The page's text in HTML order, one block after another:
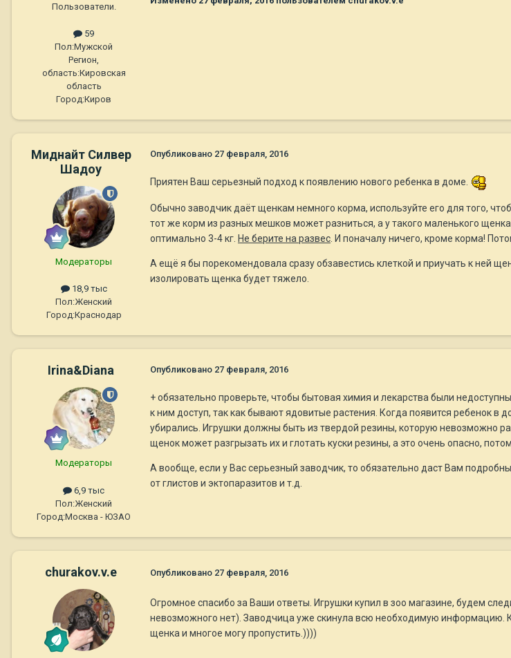
Пользователи.
59
Пол:Мужской
Регион,
область:Кировская
область
Город:Киров
Миднайт Силвер
Шадоу
Модераторы
18,9 тыс
Пол:Женский
Город:Краснодар
Опубликовано 27 февраля, 2016
Приятен Ваш серьезный подход к появлению нового ребенка в доме.
Обычно заводчик даёт щенкам немного корма, используйте его для того,
тот же корм из разных мешков может разниться, а у такого маленького
оптимально 3-4 кг. Не берите на развес . И поначалу ничего, кроме корма!
А ещё я бы порекомендовала сразу обзавестись клеткой и приучать к ней
изолировать щенка будет тяжело.
Irina&Diana
Модераторы
6,9 тыс
Пол:Женский
Город:Москва - ЮЗАО
Опубликовано 27 февраля, 2016
+ обязательно проверьте, чтобы бытовая химия и лекарства были
к ним доступ, так как бывают ядовитые растения. Когда появится ребенок
убирались. Игрушки должны быть из твердой резины, которую невозможно
щенок может разгрызать их и глотать куски резины, а это очень опасно,
А вообще, если у Вас серьезный заводчик, то обязательно даст Вам
от глистов и эктопаразитов и т.д.
churakov.v.e Опубликовано 27 февраля, 2016
Огромное спасибо за Ваши ответы. Игрушки купил в зоо магазине, будем
невозможного нет). Заводчица уже скинула всю необходимую информацию.
щенка и многое могу пропустить.))))